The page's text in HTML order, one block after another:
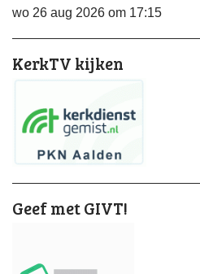
wo 26 aug 2026 om 17:15
KerkTV kijken
Geef met GIVT!